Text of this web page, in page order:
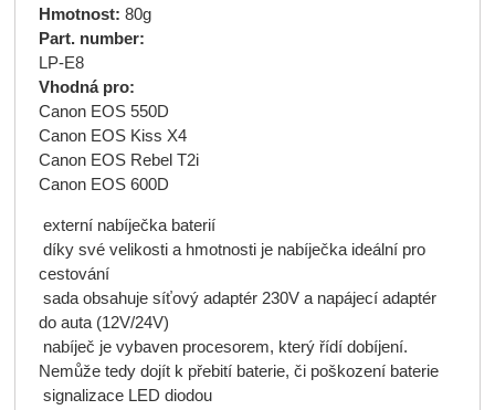
Hmotnost: 80g
Part. number:
LP-E8
Vhodná pro:
Canon EOS 550D
Canon EOS Kiss X4
Canon EOS Rebel T2i
Canon EOS 600D
externí nabíječka baterií
díky své velikosti a hmotnosti je nabíječka ideální pro
cestování
sada obsahuje síťový adaptér 230V a napájecí adaptér
do auta (12V/24V)
nabíječ je vybaven procesorem, který řídí dobíjení.
Nemůže tedy dojít k přebití baterie, či poškození baterie
signalizace LED diodou